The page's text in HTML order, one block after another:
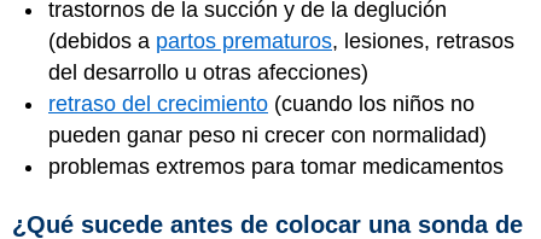
trastornos de la succión y de la deglución
(debidos a partos prematuros, lesiones, retrasos
del desarrollo u otras afecciones)
retraso del crecimiento (cuando los niños no
pueden ganar peso ni crecer con normalidad)
problemas extremos para tomar medicamentos
¿Qué sucede antes de colocar una sonda de